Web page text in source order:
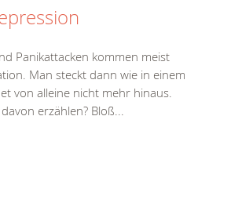
Panikattacken kommen meist
Man steckt dann wie in einem
von alleine nicht mehr hinaus.
erzählen? Bloß...